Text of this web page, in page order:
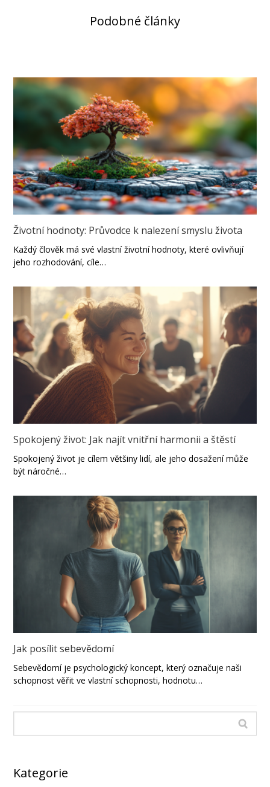
Podobné články
Životní hodnoty: Průvodce k nalezení smyslu života
Každý člověk má své vlastní životní hodnoty, které ovlivňují
jeho rozhodování, cíle…
Spokojený život: Jak najít vnitřní harmonii a štěstí
Spokojený život je cílem většiny lidí, ale jeho dosažení může
být náročné…
Jak posílit sebevědomí
Sebevědomí je psychologický koncept, který označuje naši
schopnost věřit ve vlastní schopnosti, hodnotu…
Kategorie